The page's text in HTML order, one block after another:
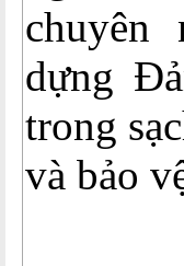
chuyên
dựng
trong
và bảo
Về